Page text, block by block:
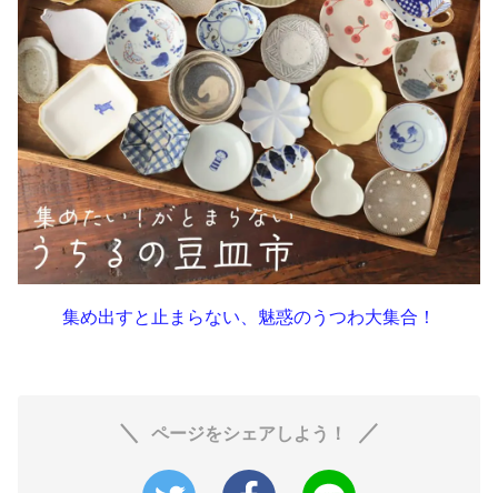
集め出すと止まらない、魅惑のうつわ大集合！
ページをシェアしよう！